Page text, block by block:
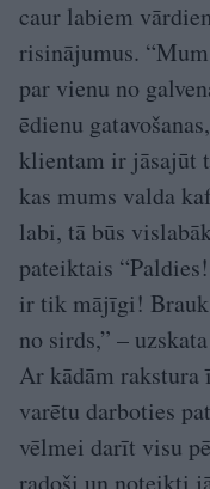
caur labiem
risinājumus.
par vienu no
ēdienu
klientam ir jāsajūt
kas mums valda
labi, tā būs
pateiktais
ir tik mājīgi!
no sirds,” –
Ar kādām
varētu darboties
vēlmei darīt visu